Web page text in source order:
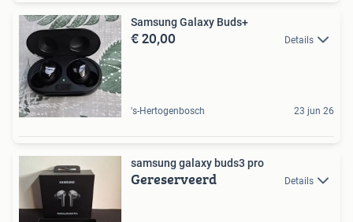
Samsung Galaxy Buds+
€ 20,00 Details
's-Hertogenbosch 23 jun 26
samsung galaxy buds3 pro
Gereserveerd Details